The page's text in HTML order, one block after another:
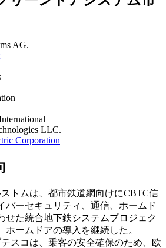
AG.
LLC.
Corporation
トムは、都市鉄道網向けにCBTC信
バーセキュリティ、通信、ホームド
せた統合地下鉄システムプロジェク
ホームドアの導入を継続した。
スコは、乗客の安全確保のため、欧